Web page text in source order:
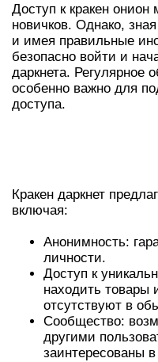
Доступ к кракен
новичков. Однако,
и имея правильные
безопасно войти и
даркнета. Регулярное
особенно важно для
доступа.
Кракен даркнет
включая:
Анонимность:
личности.
Доступ к
находить товары
отсутствуют в
Сообщество:
другими
заинтересованы